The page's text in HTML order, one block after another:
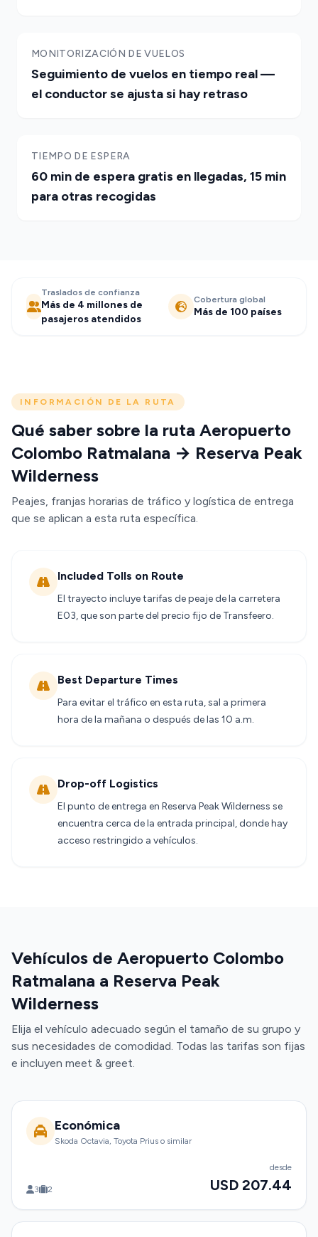
MONITORIZACIÓN DE VUELOS
Seguimiento de vuelos en tiempo real —
el conductor se ajusta si hay retraso
TIEMPO DE ESPERA
60 min de espera gratis en llegadas, 15 min
para otras recogidas
Traslados de confianza
Más de 4 millones de
pasajeros atendidos
Cobertura global
Más de 100 países
INFORMACIÓN DE LA RUTA
Qué saber sobre la ruta Aeropuerto
Colombo Ratmalana → Reserva Peak
Wilderness
Peajes, franjas horarias de tráfico y logística de entrega
que se aplican a esta ruta específica.
Included Tolls on Route
El trayecto incluye tarifas de peaje de la carretera
E03, que son parte del precio fijo de Transfeero.
Best Departure Times
Para evitar el tráfico en esta ruta, sal a primera
hora de la mañana o después de las 10 a.m.
Drop-off Logistics
El punto de entrega en Reserva Peak Wilderness se
encuentra cerca de la entrada principal, donde hay
acceso restringido a vehículos.
Vehículos de Aeropuerto Colombo
Ratmalana a Reserva Peak
Wilderness
Elija el vehículo adecuado según el tamaño de su grupo y
sus necesidades de comodidad. Todas las tarifas son fijas
e incluyen meet & greet.
Económica
Skoda Octavia, Toyota Prius o similar
3 2
desde
USD 207.44